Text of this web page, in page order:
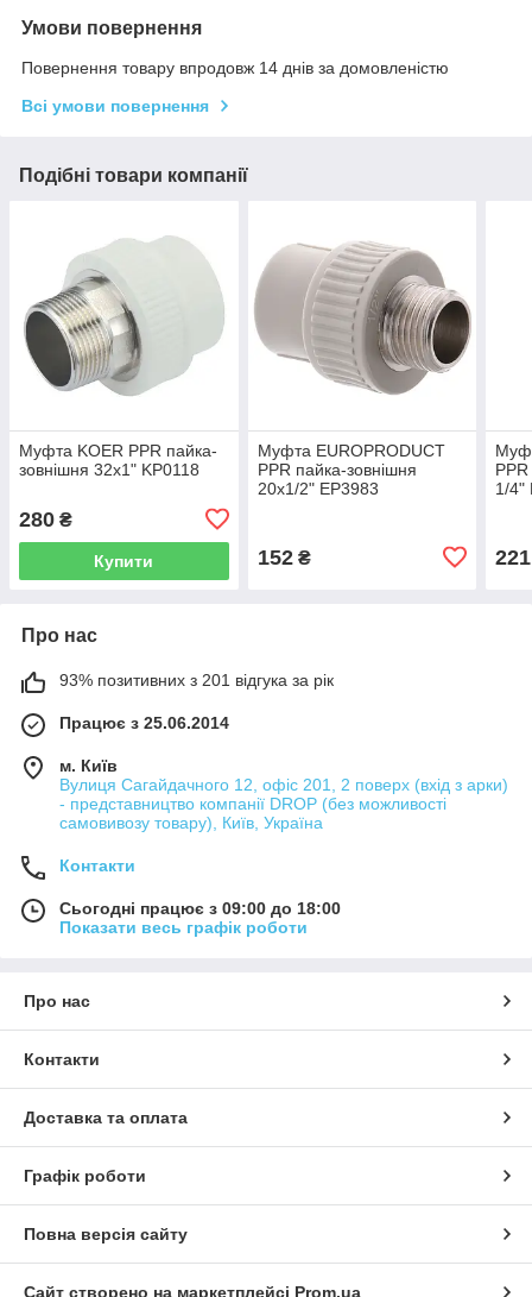
Умови повернення
Повернення товару впродовж 14 днів за домовленістю
Всі умови повернення
Подібні товари компанії
Муфта KOER PPR пайка-
зовнішня 32x1" KP0118
280 ₴
Купити
Муфта EUROPRODUCT
PPR пайка-зовнішня
20x1/2" EP3983
152₴
1/4"
221
Про нас
93% позитивних з 201 відгука за рік
Працює з 25.06.2014
м. Київ
Вулиця Сагайдачного 12, офіс 201, 2 поверх (вхід з арки)
- представництво компанії DROP (без можливості
самовивозу товару), Київ, Україна
Контакти
Сьогодні працює з 09:00 до 18:00
Показати весь графік роботи
Про нас
Контакти
Доставка та оплата
Графік роботи
Повна версія сайту
Сайт створено на маркетплейсі Prom.ua